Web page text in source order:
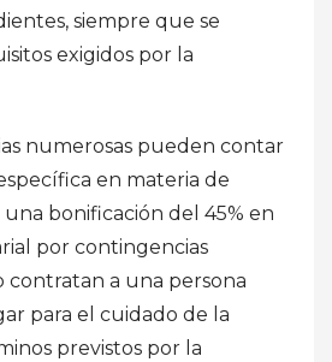
siempre que se
exigidos por la
numerosas pueden contar
en materia de
bonificación del 45% en
por contingencias
contratan a una persona
para el cuidado de la
previstos por la